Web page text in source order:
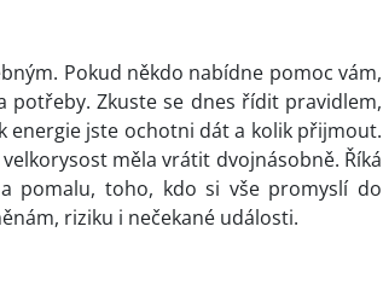
Pokud někdo nabídne pomoc vám,
Zkuste se dnes řídit pravidlem,
energie jste ochotni dát a kolik přijmout.
měla vrátit dvojnásobně. Říká
pomalu, toho, kdo si vše promyslí do
riziku i nečekané události.